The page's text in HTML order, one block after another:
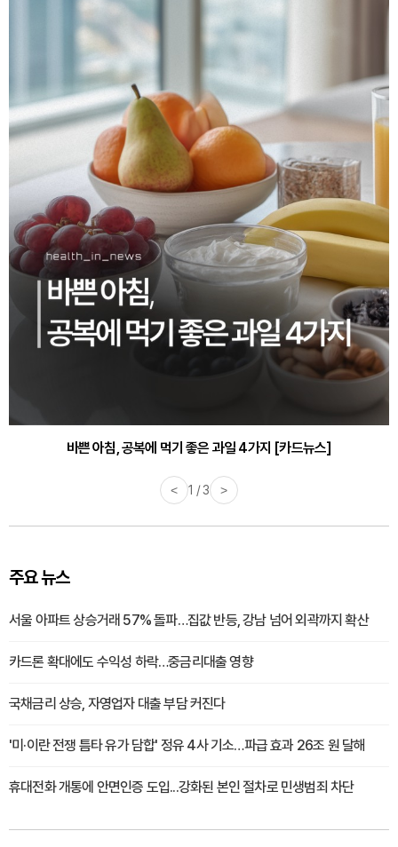
바쁜 아침, 공복에 먹기 좋은 과일 4가지 [카드뉴스]
30대부터 유병률 2배...여자에게 꼭 필요한 검사는? [카드뉴스]
< 1 / 3 >
주요 뉴스
서울 아파트 상승거래 57% 돌파…집값 반등, 강남 넘어 외곽까지 확산
카드론 확대에도 수익성 하락…중금리대출 영향
국채금리 상승, 자영업자 대출 부담 커진다
'미·이란 전쟁 틈타 유가 담합' 정유 4사 기소…파급 효과 26조 원 달해
휴대전화 개통에 안면인증 도입...강화된 본인 절차로 민생범죄 차단